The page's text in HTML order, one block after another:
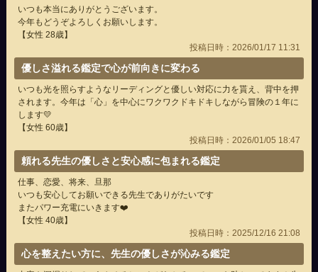
いつも本当にありがとうございます。
今年もどうぞよろしくお願いします。
【女性 28歳】
投稿日時：2026/01/17 11:31
優しさ溢れる鑑定で心が前向きに変わる
いつも光を照らすようなリーディングと優しい対応に力を貰え、背中を押
されます。今年は「心」を中心にワクワクドキドキしながら冒険の１年に
します💛
【女性 60歳】
投稿日時：2026/01/05 18:47
頼れる先生の優しさと安心感に包まれる鑑定
仕事、恋愛、将来、旦那
いつも安心してお願いできる先生でありがたいです
またパワー充電にいきます❤️
【女性 40歳】
投稿日時：2025/12/16 21:08
心を整えたい方に、先生の優しさが沁みる鑑定